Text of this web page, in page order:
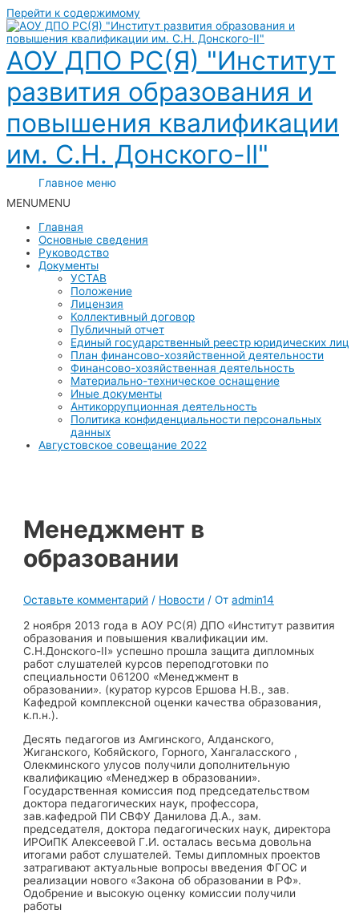
Перейти к содержимому
АОУ ДПО РС(Я) "Институт
развития образования и
повышения квалификации
им. С.Н. Донского-II"
Главное меню
MENUMENU
Главная
Основные сведения
Руководство
Документы
УСТАВ
Положение
Лицензия
Коллективный договор
Публичный отчет
Единый государственный реестр юридических лиц
План финансово-хозяйственной деятельности
Финансово-хозяйственная деятельность
Материально-техническое оснащение
Иные документы
Антикоррупционная деятельность
Политика конфиденциальности персональных
данных
Августовское совещание 2022
Менеджмент в
образовании
Оставьте комментарий / Новости / От admin14
2 ноября 2013 года в АОУ РС(Я) ДПО «Институт развития
образования и повышения квалификации им.
С.Н.Донского-II» успешно прошла защита дипломных
работ слушателей курсов переподготовки по
специальности 061200 «Менеджмент в
образовании». (куратор курсов Ершова Н.В., зав.
Кафедрой комплексной оценки качества образования,
к.п.н.).
Десять педагогов из Амгинского, Алданского,
Жиганского, Кобяйского, Горного, Хангаласского ,
Олекминского улусов получили дополнительную
квалификацию «Менеджер в образовании».
Государственная комиссия под председательством
доктора педагогических наук, профессора,
зав.кафедрой ПИ СВФУ Данилова Д.А., зам.
председателя, доктора педагогических наук, директора
ИРОиПК Алексеевой Г.И. осталась весьма довольна
итогами работ слушателей. Темы дипломных проектов
затрагивают актуальные вопросы введения ФГОС и
реализации нового «Закона об образовании в РФ».
Одобрение и высокую оценку комиссии получили
работы